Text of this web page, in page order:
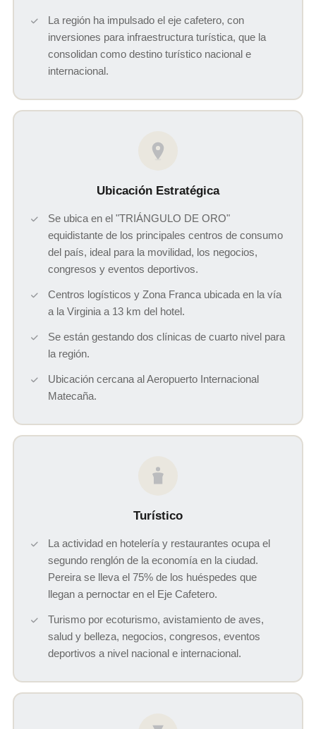
La región ha impulsado el eje cafetero, con
inversiones para infraestructura turística, que la
consolidan como destino turístico nacional e
internacional.
Ubicación Estratégica
Se ubica en el "TRIÁNGULO DE ORO"
equidistante de los principales centros de consumo
del país, ideal para la movilidad, los negocios,
congresos y eventos deportivos.
Centros logísticos y Zona Franca ubicada en la vía
a la Virginia a 13 km del hotel.
Se están gestando dos clínicas de cuarto nivel para
la región.
Ubicación cercana al Aeropuerto Internacional
Matecaña.
Turístico
La actividad en hotelería y restaurantes ocupa el
segundo renglón de la economía en la ciudad.
Pereira se lleva el 75% de los huéspedes que
llegan a pernoctar en el Eje Cafetero.
Turismo por ecoturismo, avistamiento de aves,
salud y belleza, negocios, congresos, eventos
deportivos a nivel nacional e internacional.